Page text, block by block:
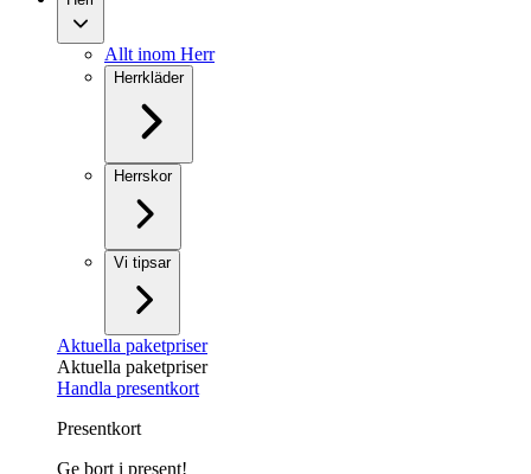
Allt inom Herr
Herrkläder
Herrskor
Vi tipsar
Aktuella paketpriser
Aktuella paketpriser
Handla presentkort
Presentkort
Ge bort i present!